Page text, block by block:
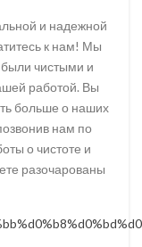
и надежной
к нам! Мы
чистыми и
работой. Вы
больше о наших
нам по
о чистоте и
разочарованы